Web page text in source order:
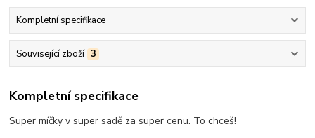
Kompletní specifikace
Související zboží 3
Kompletní specifikace
Super míčky v super sadě za super cenu. To chceš!